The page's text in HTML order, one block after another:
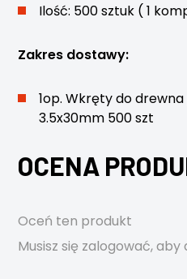
Ilość: 500 sztuk ( 1
Zakres dostawy:
1op. Wkręty do
3.5x30mm 500 szt
OCENA
Oceń ten produkt
Musisz się zalogować, aby